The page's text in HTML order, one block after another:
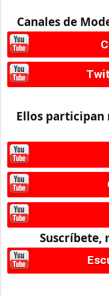
Canales de
Ellos participan
Suscríbete,